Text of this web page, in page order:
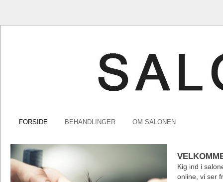
FORSIDE BEHANDLINGER OM SALONEN
Kig ind i
online, vi ser